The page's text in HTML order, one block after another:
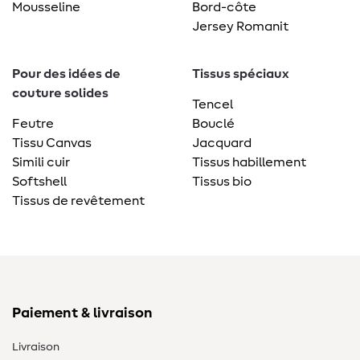
Mousseline
Bord-côte
Jersey Romanit
Pour des idées de
couture solides
Feutre
Tissu Canvas
Simili cuir
Softshell
Tissus de revêtement
Tissus spéciaux
Tencel
Bouclé
Jacquard
Tissus habillement
Tissus bio
Paiement & livraison
Livraison